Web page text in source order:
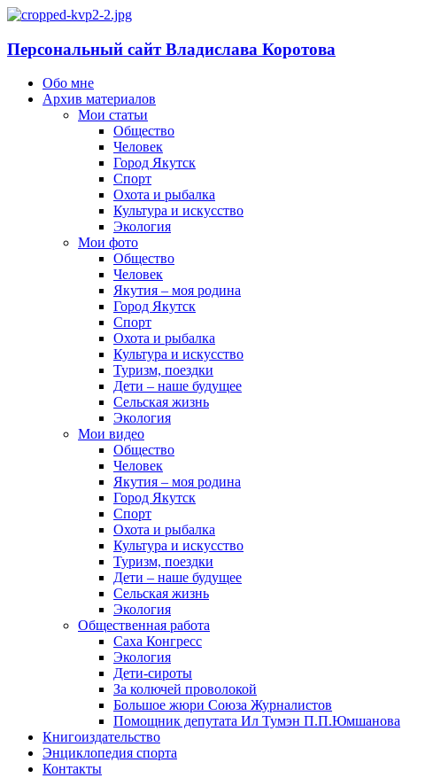
Персональный сайт Владислава Коротова
Обо мне
Архив материалов
Мои статьи
Общество
Человек
Город Якутск
Спорт
Охота и рыбалка
Культура и искусство
Экология
Мои фото
Общество
Человек
Якутия – моя родина
Город Якутск
Спорт
Охота и рыбалка
Культура и искусство
Туризм, поездки
Дети – наше будущее
Сельская жизнь
Экология
Мои видео
Общество
Человек
Якутия – моя родина
Город Якутск
Спорт
Охота и рыбалка
Культура и искусство
Туризм, поездки
Дети – наше будущее
Сельская жизнь
Экология
Общественная работа
Саха Конгресс
Экология
Дети-сироты
За колючей проволокой
Большое жюри Союза Журналистов
Помощник депутата Ил Тумэн П.П.Юмшанова
Книгоиздательство
Энциклопедия спорта
Контакты